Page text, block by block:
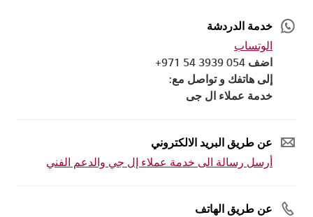
خدمة الدردشة
الوتساب
اضف 054 3939 54 971+
إلى هاتفك و تواصل مع:
خدمة عملاء ال جى
عن طريق البريد الالكتروني
أرسل رسالة الى خدمة عملاء إل جي والدعم الفني
عن طريق الهاتف